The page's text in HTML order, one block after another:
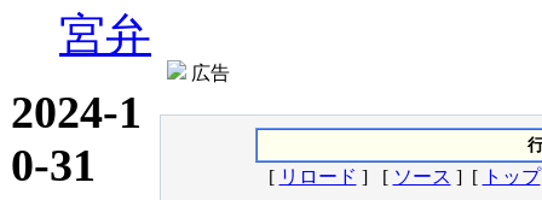
宮弁
2024-1
0-31
広告
[ リロード ] [ ソース ] [ トップ